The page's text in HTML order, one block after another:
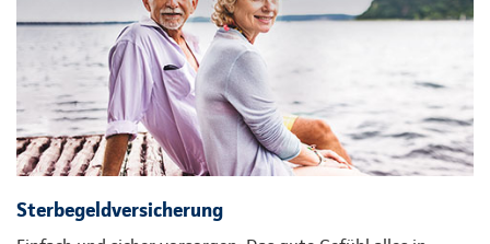
Sterbegeldversicherung